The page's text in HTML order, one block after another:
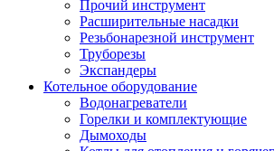
Прочий инструмент
Расширительные насадки
Резьбонарезной инструмент
Труборезы
Экспандеры
Котельное оборудование
Водонагреватели
Горелки и комплектующие
Дымоходы